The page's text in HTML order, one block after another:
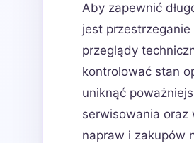
Aby zapewnić
jest
przeglądy
kontrolować stan
uniknąć
serwisowania oraz
napraw i zakupów